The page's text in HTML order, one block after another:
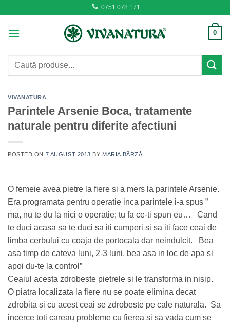
content
0751 078 171
0
Caută
VIVANATURA
Parintele Arsenie Boca, tratamente
naturale pentru diferite afectiuni
POSTED ON 7 AUGUST 2013 BY MARIA BÂRZĂ
O femeie avea pietre la fiere si a mers la parintele Arsenie.
Era programata pentru operatie inca parintele i-a spus ”
ma, nu te du la nici o operatie; tu fa ce-ti spun eu… Cand
te duci acasa sa te duci sa iti cumperi si sa iti face ceai de
limba cerbului cu coaja de portocala dar neindulcit. Bea
asa timp de cateva luni, 2-3 luni, bea asa in loc de apa si
apoi du-te la control”
Ceaiul acesta zdrobeste pietrele si le transforma in nisip.
O piatra localizata la fiere nu se poate elimina decat
zdrobita si cu acest ceai se zdrobeste pe cale naturala. Sa
incerce toti careau probleme cu fierea si sa vada cum se